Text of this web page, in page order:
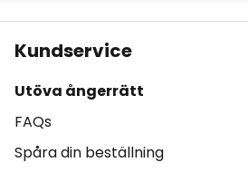
Kundservice
Utöva ångerrätt
FAQs
Spåra din beställning